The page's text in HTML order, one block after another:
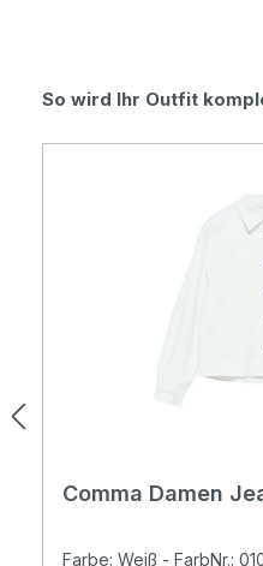
Produktgalerie
So wird Ihr Outfit
Comma Damen
Farbe: Weiß - FarbNr.: